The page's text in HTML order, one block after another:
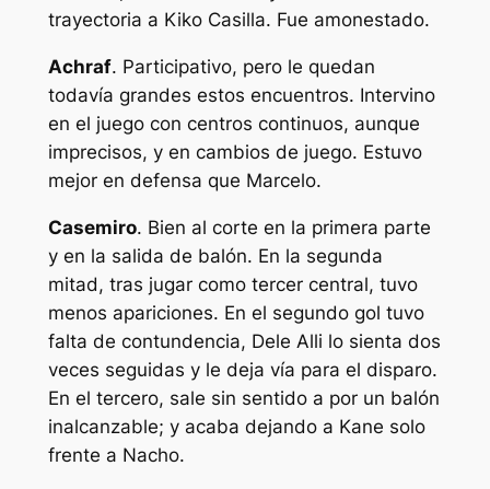
trayectoria a Kiko Casilla. Fue amonestado.
Achraf. Participativo, pero le quedan
todavía grandes estos encuentros. Intervino
en el juego con centros continuos, aunque
imprecisos, y en cambios de juego. Estuvo
mejor en defensa que Marcelo.
Casemiro. Bien al corte en la primera parte
y en la salida de balón. En la segunda
mitad, tras jugar como tercer central, tuvo
menos apariciones. En el segundo gol tuvo
falta de contundencia, Dele Alli lo sienta dos
veces seguidas y le deja vía para el disparo.
En el tercero, sale sin sentido a por un balón
inalcanzable; y acaba dejando a Kane solo
frente a Nacho.